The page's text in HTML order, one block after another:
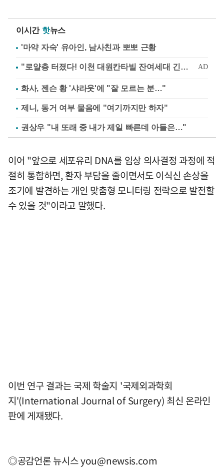
이시간 핫뉴스
'마약 자숙' 유아인, 남사친과 뽀뽀 근황
화사, 젠슨 황 '샤라웃'에 "잘 모르는 분…"
제니, 동거 여부 물음에 "여기까지만 하자"
권상우 "내 또래 중 내가 제일 빠른데 아들은…"
이어 "앞으로 세포유리 DNA를 임상 의사결정 과정에 적
절히 통합하면, 환자 부담을 줄이면서도 이식신 손상을
조기에 발견하는 개인 맞춤형 모니터링 전략으로 발전할
수 있을 것"이라고 말했다.
이번 연구 결과는 국제 학술지 '국제외과학회
지'(International Journal of Surgery) 최신 온라인
판에 게재됐다.
◎공감언론 뉴시스you@newsis.com